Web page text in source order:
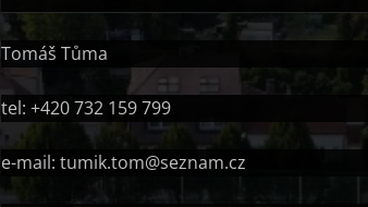
Tomáš Tůma
tel: +420 732 159 799
e-mail: tumik.tom@seznam.cz